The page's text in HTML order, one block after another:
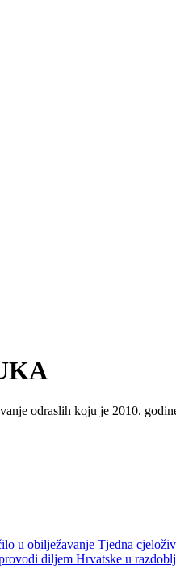
odraslih koju je 2010.
u obilježavanje Tjedna
diljem Hrvatske u